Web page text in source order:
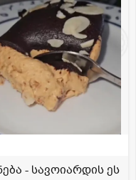
- სავოიარდის ეს